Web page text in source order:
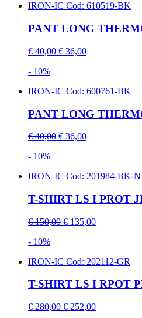
IRON-IC Cod: 610519-BK
PANT LONG
€ 40,00 € 36,00
- 10%
IRON-IC Cod: 600761-BK
PANT LONG
€ 40,00 € 36,00
- 10%
IRON-IC Cod: 201984-BK-N
T-SHIRT LS I PROT
€ 150,00 € 135,00
- 10%
IRON-IC Cod: 202112-GR
T-SHIRT LS I RPOT
€ 280,00 € 252,00